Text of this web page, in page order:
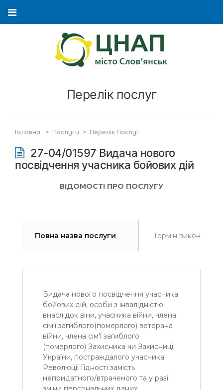
Перелік послуг
Головна > Послуги > Перелік Послуг
27-04/01597 Видача нового
посвідчення учасника бойових дій
ВІДОМОСТІ ПРО ПОСЛУГУ
Повна назва послуги Термін виконання
Видача нового посвідчення учасника
бойових дій, особи з інвалідністю
внаслідок віни, учасника війни, члена
сім'ї загиблого(померлого) ветерана
війни, члена сім'ї загиблого
(померлого) Захисника чи Захисниці
України, постраждалого учасника
Революції Гідності замість
непридатного/втраченого та у разі